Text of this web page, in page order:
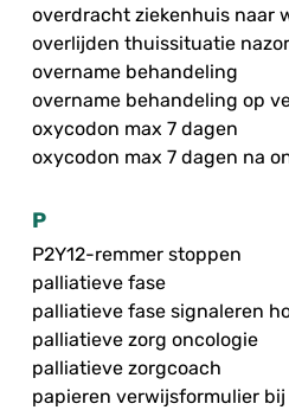
overdracht ziekenhuis naar
overlijden thuissituatie
overname behandeling
overname behandeling op
oxycodon max 7 dagen
oxycodon max 7 dagen na
P
P2Y12-remmer stoppen
palliatieve fase
palliatieve fase signaleren
palliatieve zorg oncologie
palliatieve zorgcoach
papieren verwijsformulier bij